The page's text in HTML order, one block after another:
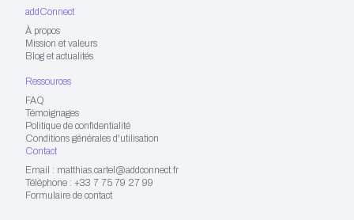
addConnect
À propos
Mission et valeurs
Blog et actualités
Ressources
FAQ
Témoignages
Politique de confidentialité
Conditions générales d'utilisation
Contact
Email : matthias.cartel@addconnect.fr
Téléphone : +33 7 75 79 27 99
Formulaire de contact